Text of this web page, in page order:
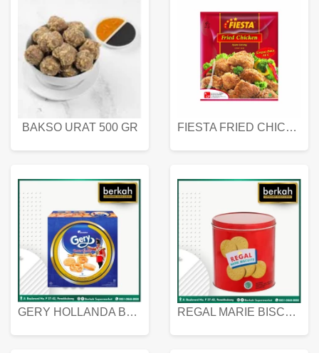
BAKSO URAT 500 GR FIESTA FRIED CHICKEN 500 GR
GERY HOLLANDA BUTTER COOKIES 450 GRAM REGAL MARIE BISCUIT KALENG 550 GRAM